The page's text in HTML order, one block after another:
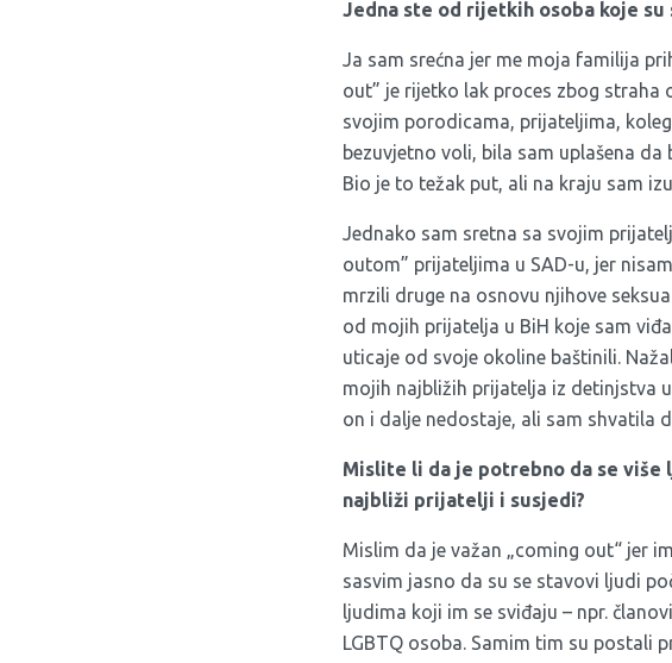
Jedna ste od rijetkih osoba koje
Ja sam srećna jer me moja familija
out” je rijetko lak proces zbog straha
svojim porodicama, prijateljima,
bezuvjetno voli, bila sam uplašena
Bio je to težak put, ali na kraju sam
Jednako sam sretna sa svojim
outom” prijateljima u SAD-u, jer
mrzili druge na osnovu njihove
od mojih prijatelja u BiH koje sam
uticaje od svoje okoline baštinili.
mojih najbližih prijatelja iz detinjstva
on i dalje nedostaje, ali sam shvatila
Mislite li da je potrebno da se više
najbliži prijatelji i susjedi?
Mislim da je važan „coming out“ jer
sasvim jasno da su se stavovi ljudi
ljudima koji im se sviđaju – npr.
LGBTQ osoba. Samim tim su postali